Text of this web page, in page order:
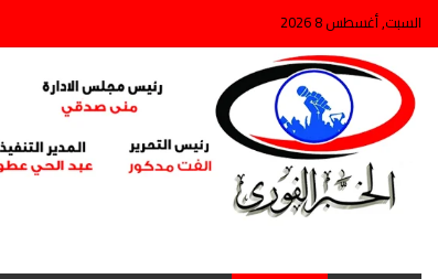
السبت, أغسطس 8 2026